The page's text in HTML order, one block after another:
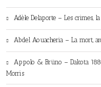
Adèle Delaporte – Les crimes,
Abdel Aouacheria – La mort,
Appolo & Brüno – Dakota
Morris